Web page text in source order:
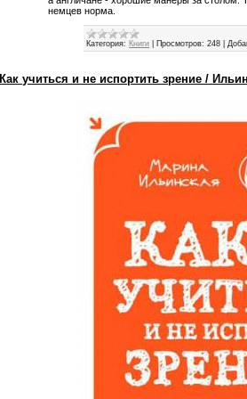
немцев норма.
Категория: Книги Просмотров: 248 |
Как учиться и не испортить зрение /